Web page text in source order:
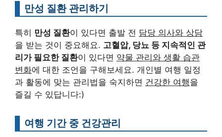
만성 질환 관리하기
특히 만성 질환이 있다면 출발 전 담당 의사와 상담
을 받는 것이 중요해요. 고혈압, 당뇨 등 지속적인 관
리가 필요한 질환이 있다면 약물 관리와 생활 습관
변화에 대한 조언을 구해보세요. 개인별 여행 일정
과 활동에 맞는 관리법을 숙지하면 건강한 여행을
즐길 수 있답니다:)
여행 기간 중 건강관리